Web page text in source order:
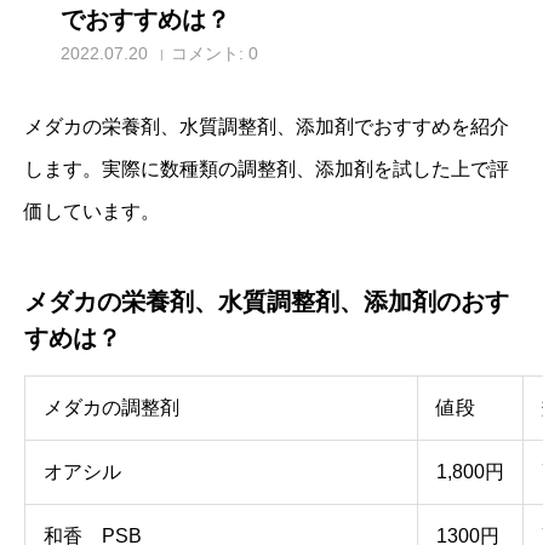
でおすすめは？
2022.07.20 コメント: 0
メダカの栄養剤、水質調整剤、添加剤でおすすめを紹介
します。実際に数種類の調整剤、添加剤を試した上で評
価しています。
メダカの栄養剤、水質調整剤、添加剤のおす
すめは？
メダカの調整剤 値段
オアシル 1,800円
和香 PSB 1300円